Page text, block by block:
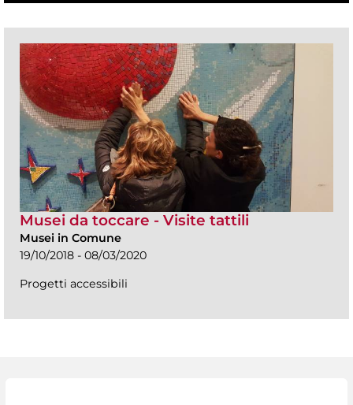
Musei da toccare - Visite tattili
Musei in Comune
19/10/2018 - 08/03/2020
Progetti accessibili